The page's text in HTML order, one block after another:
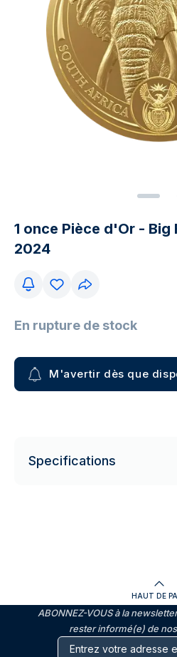
1 once Pièce d'Or - Big
2024
En rupture de stock
M'avertir dès que
Specifications
HAUT DE
ABONNEZ-VOUS à la
rester informé(e) de